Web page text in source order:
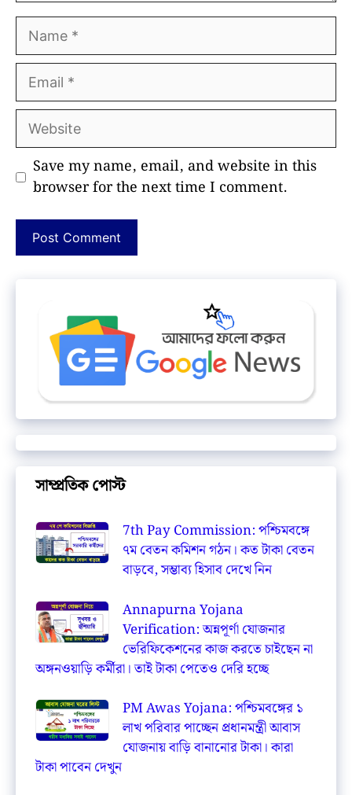
Name
Email
Website
Save my name, email, and website in this
browser for the next time I comment.
সাম্প্রতিক পোস্ট
7th Pay Commission: পশ্চিমবঙ্গে
৭ম বেতন কমিশন গঠন। কত টাকা বেতন
বাড়বে, সম্ভাব্য হিসাব দেখে নিন
Annapurna Yojana
Verification: অন্নপূর্ণা যোজনার
ভেরিফিকেশনের কাজ করতে চাইছেন না
অঙ্গনওয়াড়ি কর্মীরা। তাই টাকা পেতেও দেরি হচ্ছে
PM Awas Yojana: পশ্চিমবঙ্গের ১
লাখ পরিবার পাচ্ছেন প্রধানমন্ত্রী আবাস
যোজনায় বাড়ি বানানোর টাকা। কারা
টাকা পাবেন দেখুন